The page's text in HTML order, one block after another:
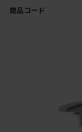
商品コード